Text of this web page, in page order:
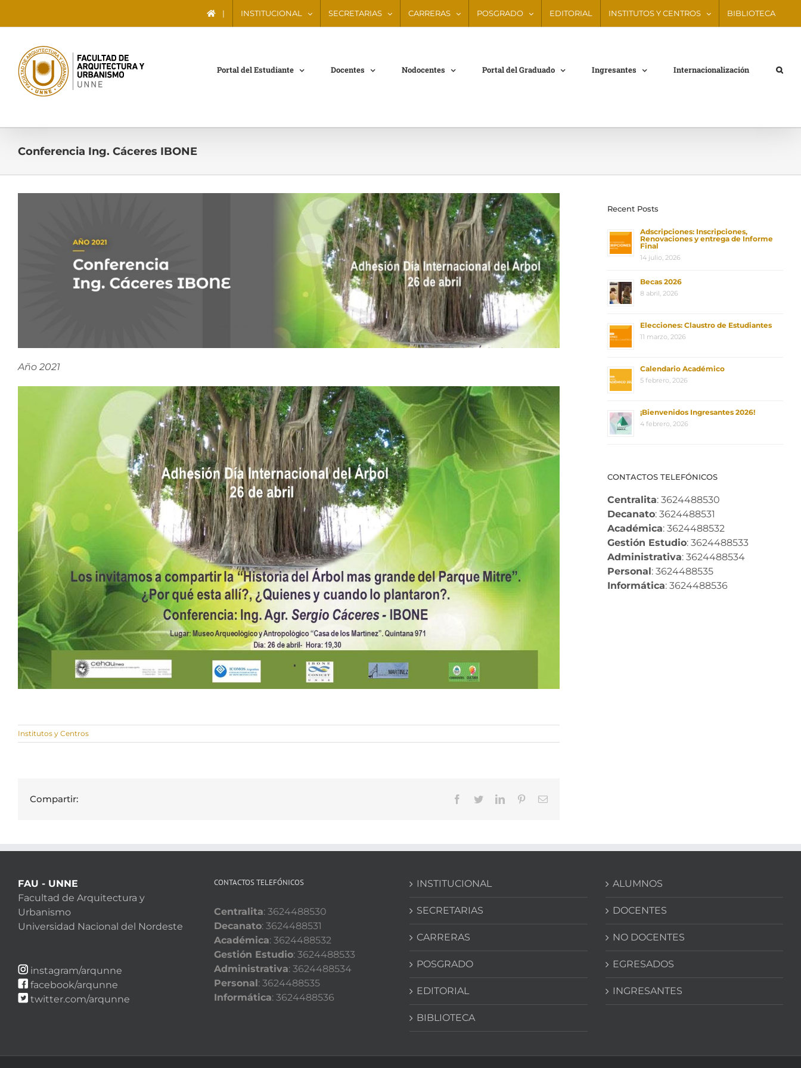
| INSTITUCIONAL SECRETARIAS CARRERAS POSGRADO EDITORIAL INSTITUTOS Y CENTROS BIBLIOTECA
Portal del Estudiante Docentes Nodocentes Portal del Graduado Ingresantes Internacionalización
Conferencia Ing. Cáceres IBONE
Año 2021
Institutos y Centros
Compartir: Facebook
TwitterLinkedInPinterestCorreo
Recent Posts
Adscripciones: Inscripciones,
Renovaciones y entrega de Informe
Final
14 julio, 2026
Becas 2026
8 abril, 2026
Elecciones: Claustro de Estudiantes
11 marzo, 2026
Calendario Académico
5 febrero, 2026
¡Bienvenidos Ingresantes 2026!
4 febrero, 2026
CONTACTOS TELEFÓNICOS
Centralita: 3624488530
Decanato: 3624488531
Académica: 3624488532
Gestión Estudio: 3624488533
Administrativa: 3624488534
Personal: 3624488535
Informática: 3624488536
FAU - UNNE
Facultad de Arquitectura y
Urbanismo
Universidad Nacional del Nordeste
instagram/arqunne
facebook/arqunne
twitter.com/arqunne
CONTACTOS TELEFÓNICOS
Centralita: 3624488530
Decanato: 3624488531
Académica: 3624488532
Gestión Estudio: 3624488533
Administrativa: 3624488534
Personal: 3624488535
Informática: 3624488536
INSTITUCIONAL
SECRETARIAS
CARRERAS
POSGRADO
EDITORIAL
BIBLIOTECA
ALUMNOS
DOCENTES
NO DOCENTES
EGRESADOS
INGRESANTES